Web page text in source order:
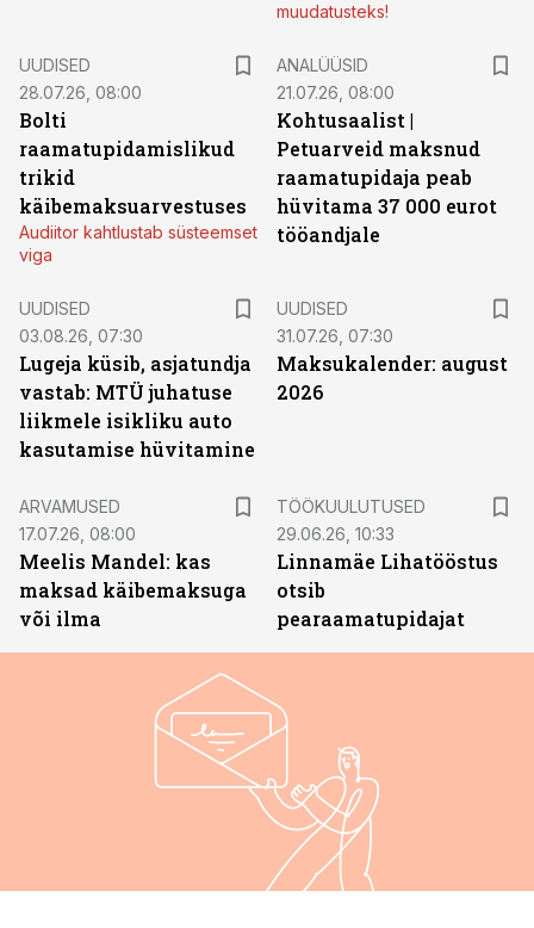
muudatusteks!
UUDISED
28.07.26, 08:00
Bolti
raamatupidamislikud
trikid
käibemaksuarvestuses
Audiitor kahtlustab süsteemset
viga
ANALÜÜSID
21.07.26, 08:00
Kohtusaalist |
Petuarveid maksnud
raamatupidaja peab
hüvitama 37 000 eurot
tööandjale
UUDISED
03.08.26, 07:30
Lugeja küsib, asjatundja
vastab: MTÜ juhatuse
liikmele isikliku auto
kasutamise hüvitamine
UUDISED
31.07.26, 07:30
Maksukalender: august
2026
ARVAMUSED
17.07.26, 08:00
Meelis Mandel: kas
maksad käibemaksuga
või ilma
TÖÖKUULUTUSED
29.06.26, 10:33
Linnamäe Lihatööstus
otsib
pearaamatupidajat